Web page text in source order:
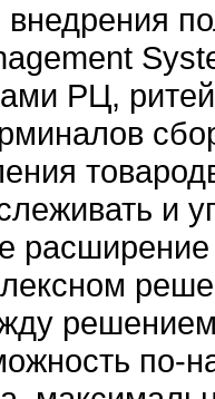
внедрения
РЦ,
и
по-